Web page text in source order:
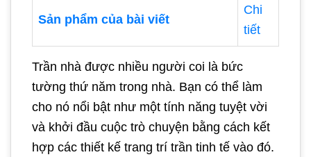
Sản phẩm của bài viết
Chi
tiết
Trần nhà được nhiều người coi là bức
tường thứ năm trong nhà. Bạn có thể làm
cho nó nổi bật như một tính năng tuyệt vời
và khởi đầu cuộc trò chuyện bằng cách kết
hợp các thiết kế trang trí trần tinh tế vào đó.